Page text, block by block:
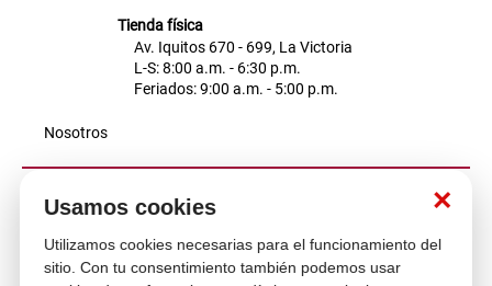
×
Usamos cookies
Utilizamos cookies necesarias para el funcionamiento del
sitio. Con tu consentimiento también podemos usar
Tienda física
Av. Iquitos 670 - 699, La Victoria
L-S: 8:00 a.m. - 6:30 p.m.
Feriados: 9:00 a.m. - 5:00 p.m.
Nosotros
Atención al cliente
Descubre más